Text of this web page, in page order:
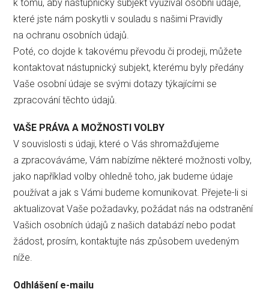
k tomu, aby nástupnický subjekt využíval osobní údaje,
které jste nám poskytli v souladu s našimi Pravidly
na ochranu osobních údajů.
Poté, co dojde k takovému převodu či prodeji, můžete
kontaktovat nástupnický subjekt, kterému byly předány
Vaše osobní údaje se svými dotazy týkajícími se
zpracování těchto údajů.
VAŠE PRÁVA A MOŽNOSTI VOLBY
V souvislosti s údaji, které o Vás shromažďujeme
a zpracováváme, Vám nabízíme některé možnosti volby,
jako například volby ohledně toho, jak budeme údaje
používat a jak s Vámi budeme komunikovat. Přejete-li si
aktualizovat Vaše požadavky, požádat nás na odstranění
Vašich osobních údajů z našich databází nebo podat
žádost, prosím, kontaktujte nás způsobem uvedeným
níže.
Odhlášení e-mailu